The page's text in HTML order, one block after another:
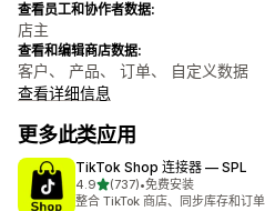
查看员工和协作者数据:
店主
查看和编辑商店数据:
客户、 产品、 订单、 自定义数据
查看详细信息
更多此类应用
TikTok Shop 连接器 — SPL
4.9星（满分 5 星）
(737)
总共 737 条评论
•免费安装
整合 TikTok 商店、同步库存和订